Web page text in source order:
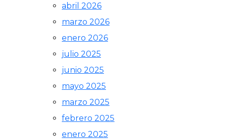
abril 2026
marzo 2026
enero 2026
julio 2025
junio 2025
mayo 2025
marzo 2025
febrero 2025
enero 2025